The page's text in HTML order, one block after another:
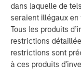
dans laquelle de
seraient illégaux
Tous les produits
restrictions
restrictions sont
à ces produits
customers," said
Officer. "Customers
experience that is
innovative. Fusion
services having
strategy, and can